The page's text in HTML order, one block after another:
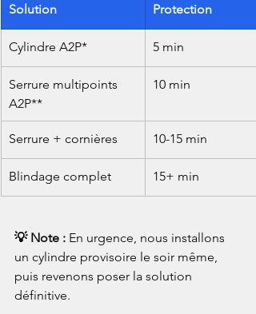
Solution Protection
Cylindre A2P* 5 min
Serrure multipoints
A2P**
10 min
Serrure + cornières 10-15 min
Blindage complet 15+ min
💡 Note : En urgence, nous installons
un cylindre provisoire le soir même,
puis revenons poser la solution
définitive.